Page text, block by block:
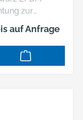
FÜR M
M 12
S
zur
mit
in
-
für M
auf Anfrage